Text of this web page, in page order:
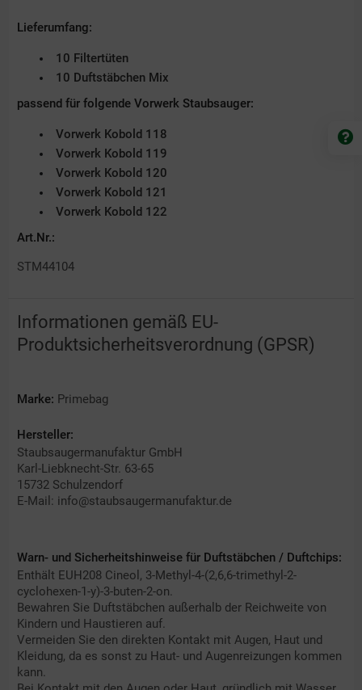
Lieferumfang:
10 Filtertüten
10 Duftstäbchen Mix
passend für folgende Vorwerk Staubsauger:
Vorwerk Kobold 118
Vorwerk Kobold 119
Vorwerk Kobold 120
Vorwerk Kobold 121
Vorwerk Kobold 122
Art.Nr.:
STM44104
Informationen gemäß EU-
Produktsicherheitsverordnung (GPSR)
Marke: Primebag
Hersteller:
Staubsaugermanufaktur GmbH
Karl-Liebknecht-Str. 63-65
15732 Schulzendorf
E-Mail: info@staubsaugermanufaktur.de
Warn- und Sicherheitshinweise für Duftstäbchen / Duftchips:
Enthält EUH208 Cineol, 3-Methyl-4-(2,6,6-trimethyl-2-
cyclohexen-1-y)-3-buten-2-on.
Bewahren Sie Duftstäbchen außerhalb der Reichweite von
Kindern und Haustieren auf.
Vermeiden Sie den direkten Kontakt mit Augen, Haut und
Kleidung, da es sonst zu Haut- und Augenreizungen kommen
kann.